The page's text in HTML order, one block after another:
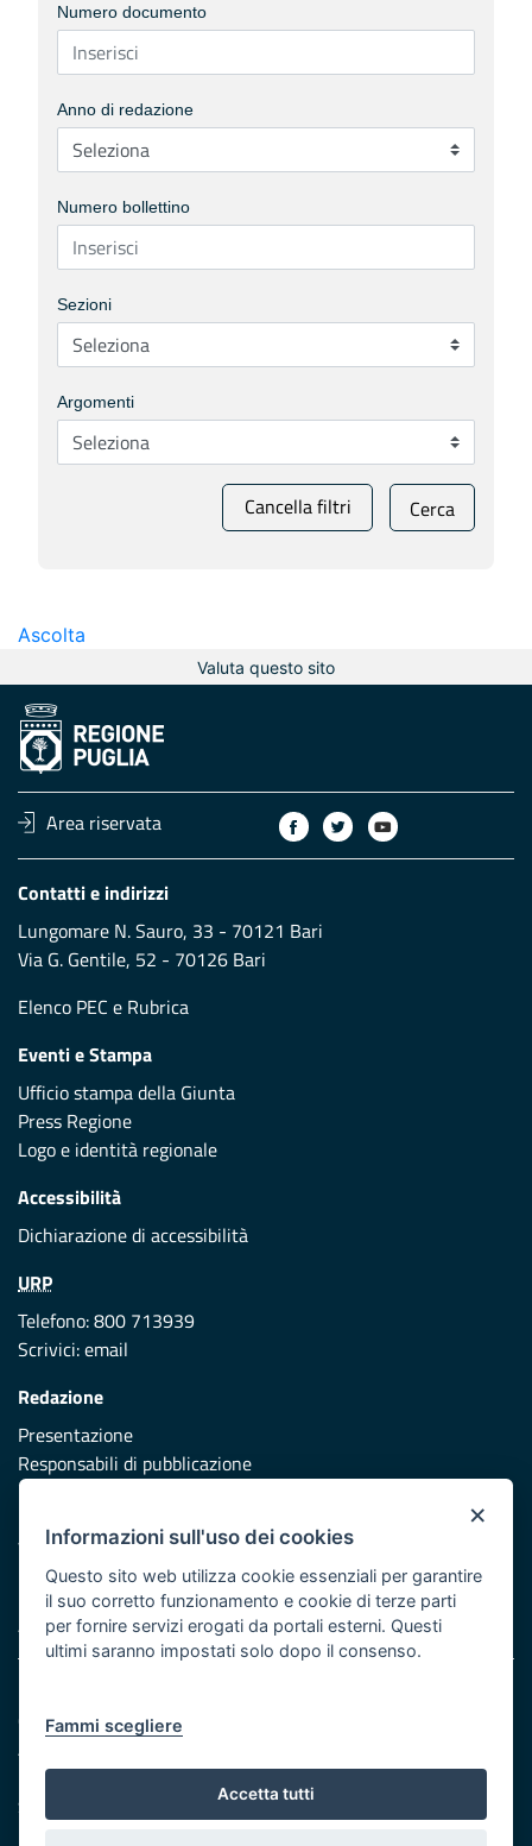
Numero documento
Anno di redazione
Numero bollettino
Sezioni
Argomenti
Cancella filtri Cerca
Ascolta
Valuta questo sito
Area riservata
Contatti e indirizzi
Lungomare N. Sauro, 33 - 70121 Bari
Via G. Gentile, 52 - 70126 Bari
Elenco PEC e Rubrica
Eventi e Stampa
Ufficio stampa della Giunta
Press Regione
Logo e identità regionale
Accessibilità
Dichiarazione di accessibilità
URP
Telefono: 800 713939
Scrivici:email
Redazione
Presentazione
Responsabili di pubblicazione
Vai al sito di Protezione Civile Puglia
Iniziativa finanziata con risorse del POR Puglia 2014/2020 -
Asse XI
Cookie e privacy
Atti di notifica
Feed RSS
Servizi Intranet
×
Informazioni sull'uso dei cookies
Questo sito web utilizza cookie essenziali per garantire
il suo corretto funzionamento e cookie di terze parti
per fornire servizi erogati da portali esterni. Questi
ultimi saranno impostati solo dopo il consenso.
Fammi scegliere
Accetta tutti